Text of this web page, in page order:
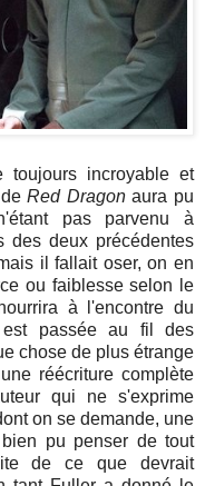
toujours incroyable et
deRed Dragonaura pu
pas parvenu à
des deux précédentes
il fallait oser, on en
ou faiblesse selon le
à l'encontre du
passée au fil des
chose de plus étrange
réécriture complète
qui ne s'exprime
on se demande, une
pu penser de tout
de ce que devrait